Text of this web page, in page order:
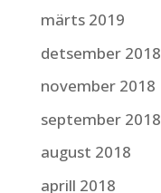
märts 2019
detsember 2018
november 2018
september 2018
august 2018
aprill 2018